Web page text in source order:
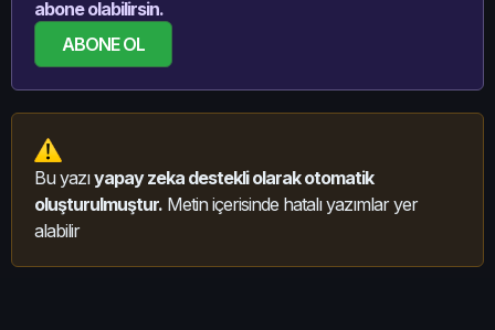
abone olabilirsin.
ABONE OL
Bu yazıyapay zeka destekli olarak otomatik
oluşturulmuştur. Metin içerisinde hatalı yazımlar yer
alabilir